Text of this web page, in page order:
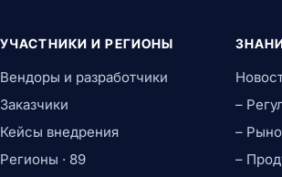
УЧАСТНИКИ И РЕГИОНЫ
Вендоры и разработчики
Заказчики
Кейсы внедрения
Регионы · 89
–
–
–